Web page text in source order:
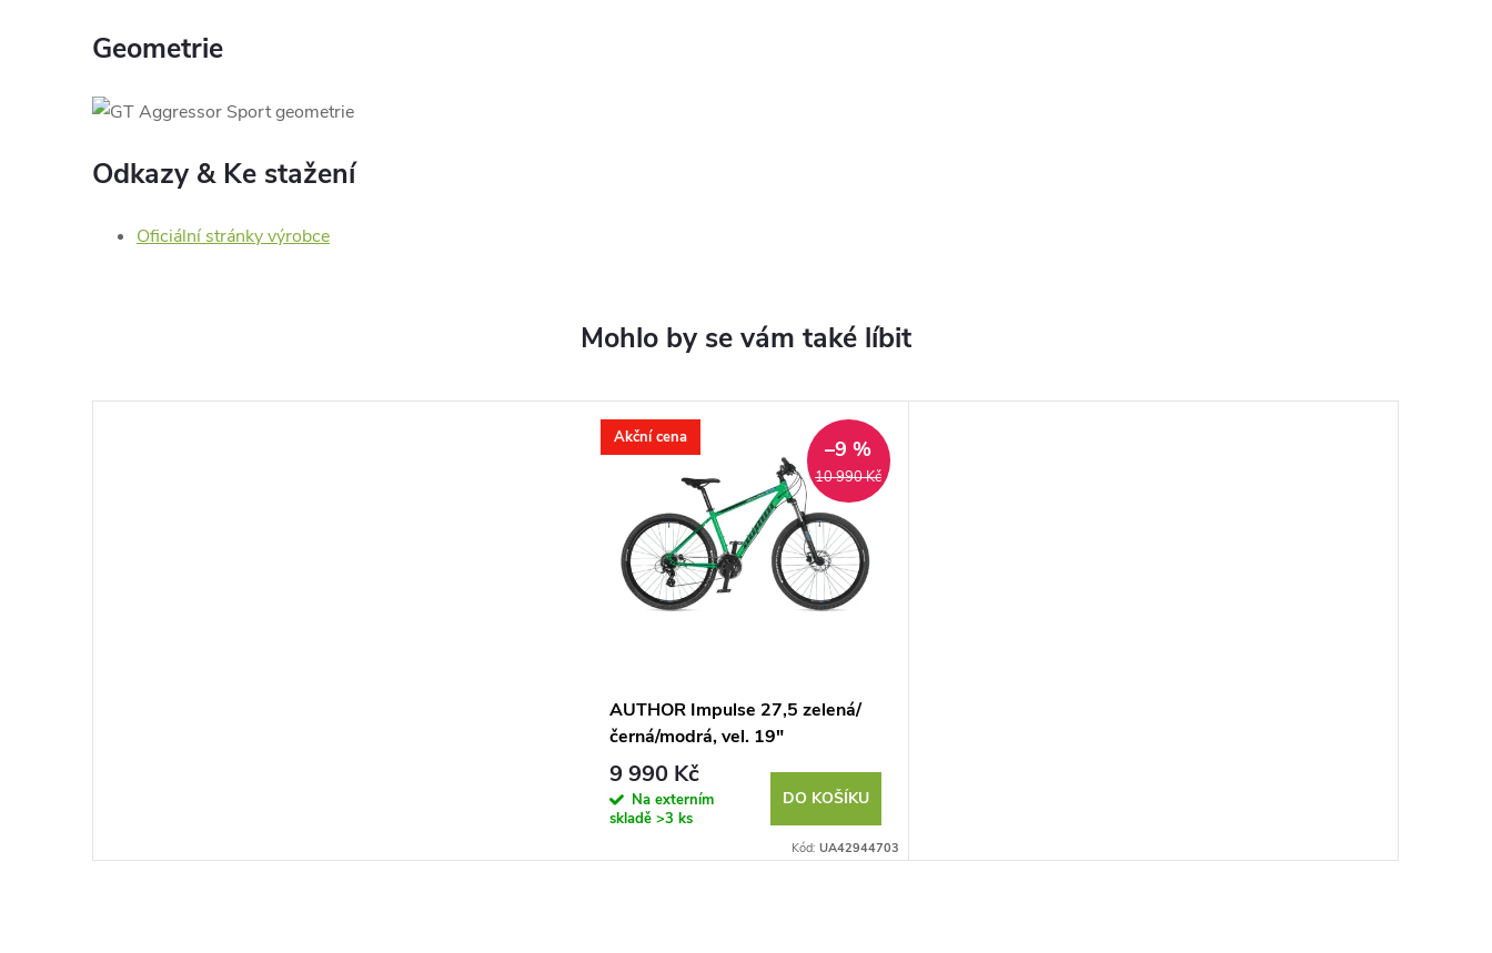
Geometrie
Odkazy & Ke stažení
Oficiální stránky výrobce
Akční cena
10 990 Kč
–9 %
AUTHOR Impulse 27,5 zelená/
černá/modrá, vel. 19"
9 990 Kč
Na externím
skladě >3 ks
DO KOŠÍKU
Kód: UA42944703